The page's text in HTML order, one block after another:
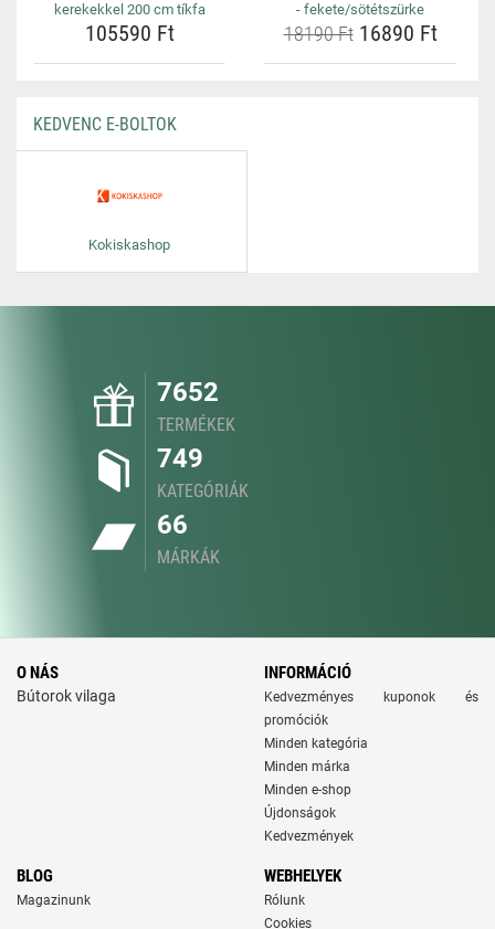
kerekekkel 200 cm tíkfa
105590 Ft
- fekete/sötétszürke
18190 Ft16890 Ft
KEDVENC E-BOLTOK
Kokiskashop
7652
TERMÉKEK
749
KATEGÓRIÁK
66
MÁRKÁK
O NÁS
Bútorok vilaga
INFORMÁCIÓ
Kedvezményes kuponok és
promóciók
Minden kategória
Minden márka
Minden e-shop
Újdonságok
Kedvezmények
BLOG
Magazinunk
WEBHELYEK
Rólunk
Cookies